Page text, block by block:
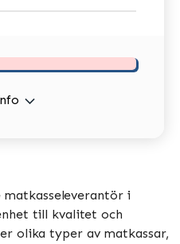
i
till kvalitet och
olika typer av matkassar,